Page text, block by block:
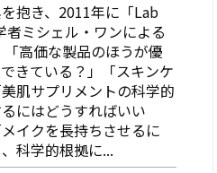
抱き、2011年に「Lab
ミシェル・ワンによる
高価な製品のほうが優
きている？」「スキンケ
肌サプリメントの科学的
にはどうすればいい
イクを長持ちさせるに
科学的根拠に...